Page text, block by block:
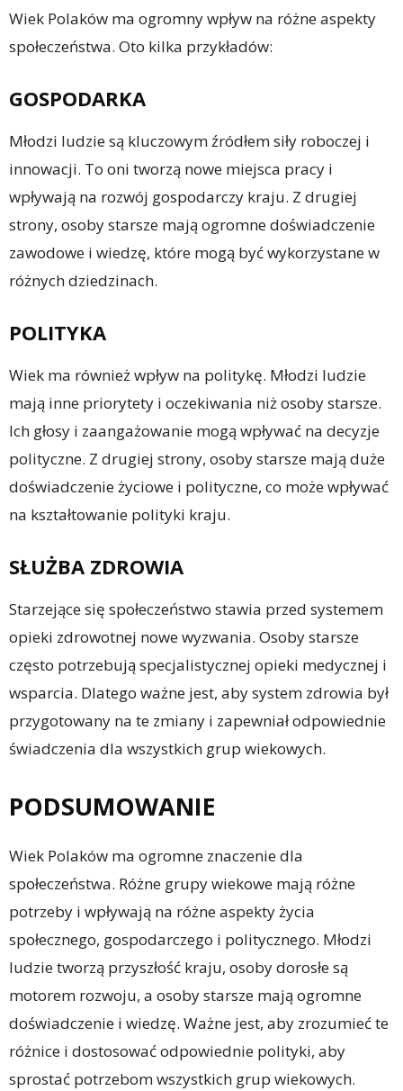
Wiek Polaków ma ogromny wpływ na różne aspekty
społeczeństwa. Oto kilka przykładów:
GOSPODARKA
Młodzi ludzie są kluczowym źródłem siły roboczej i
innowacji. To oni tworzą nowe miejsca pracy i
wpływają na rozwój gospodarczy kraju. Z drugiej
strony, osoby starsze mają ogromne doświadczenie
zawodowe i wiedzę, które mogą być wykorzystane w
różnych dziedzinach.
POLITYKA
Wiek ma również wpływ na politykę. Młodzi ludzie
mają inne priorytety i oczekiwania niż osoby starsze.
Ich głosy i zaangażowanie mogą wpływać na decyzje
polityczne. Z drugiej strony, osoby starsze mają duże
doświadczenie życiowe i polityczne, co może wpływać
na kształtowanie polityki kraju.
SŁUŻBA ZDROWIA
Starzejące się społeczeństwo stawia przed systemem
opieki zdrowotnej nowe wyzwania. Osoby starsze
często potrzebują specjalistycznej opieki medycznej i
wsparcia. Dlatego ważne jest, aby system zdrowia był
przygotowany na te zmiany i zapewniał odpowiednie
świadczenia dla wszystkich grup wiekowych.
PODSUMOWANIE
Wiek Polaków ma ogromne znaczenie dla
społeczeństwa. Różne grupy wiekowe mają różne
potrzeby i wpływają na różne aspekty życia
społecznego, gospodarczego i politycznego. Młodzi
ludzie tworzą przyszłość kraju, osoby dorosłe są
motorem rozwoju, a osoby starsze mają ogromne
doświadczenie i wiedzę. Ważne jest, aby zrozumieć te
różnice i dostosować odpowiednie polityki, aby
sprostać potrzebom wszystkich grup wiekowych.